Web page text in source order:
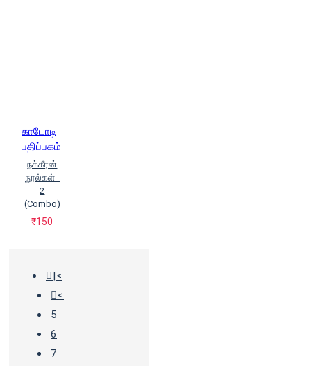
காடோடி
பதிப்பகம்
நக்கீரன்
நூல்கள் -
2
(Combo)
₹150
|<
<
5
6
7